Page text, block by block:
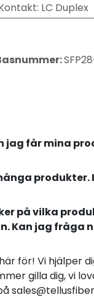
: LC Duplex
jag får mina
på vilka
Kan jag fråga
för! Vi hjälper
gilla dig, vi